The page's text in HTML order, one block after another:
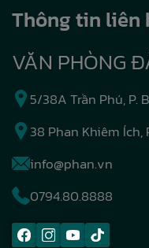
Thông tin liên
VĂN PHÒNG
5/38A Trần Phú, P.
38 Phan Khiêm Ích,
info@phan.vn
0794.80.8888